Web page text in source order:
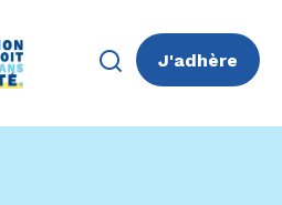
J'adhère